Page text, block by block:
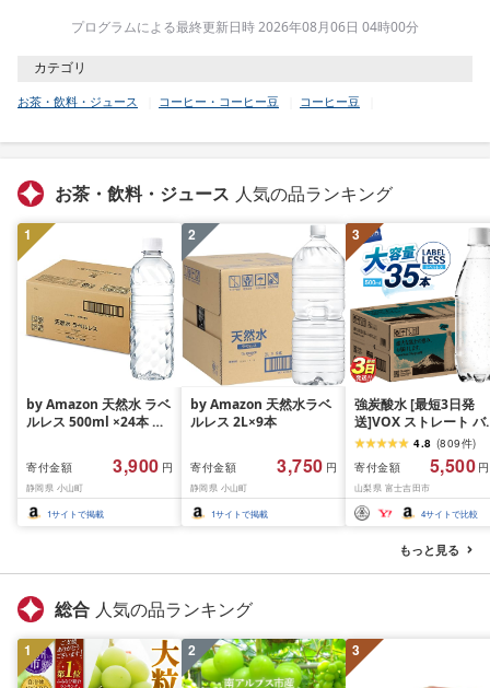
プログラムによる最終更新日時 2026年08月06日 04時00分
カテゴリ
お茶・飲料・ジュース コーヒー・コーヒー豆 コーヒー豆
お茶・飲料・ジュース 人気の品ランキング
1
by Amazon 天然水 ラベ
ルレス 500ml ×24本 富
ム含有 水 ミネラルウォ
ーター ペットボトル 静
岡県産 500ミリリットル
(Smart Basic)
寄付金額 3,900 円
静岡県 小山町
1サイトで掲載
2
by Amazon 天然水ラベ
ルレス 2L×9本
寄付金額 3,750 円
静岡県 小山町
1サイトで掲載
3
強炭酸水 [最短3日発
送]VOX ストレート バ
ジウム 強炭酸水 35本
500ml ラベルレス[富
吉田市限定カートン]
酸
4.8 (809件)
寄付金額
5,500
山梨県 富士吉田市
4サイトで比較
もっと見る
総合 人気の品ランキング
1 2 3